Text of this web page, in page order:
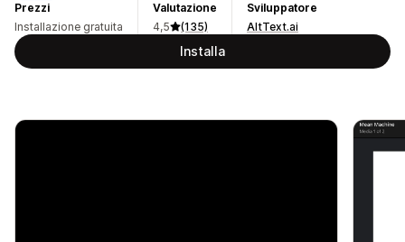
Prezzi
Installazione gratuita
Valutazione
4,5
(135)
Sviluppatore
AltText.ai
Installa